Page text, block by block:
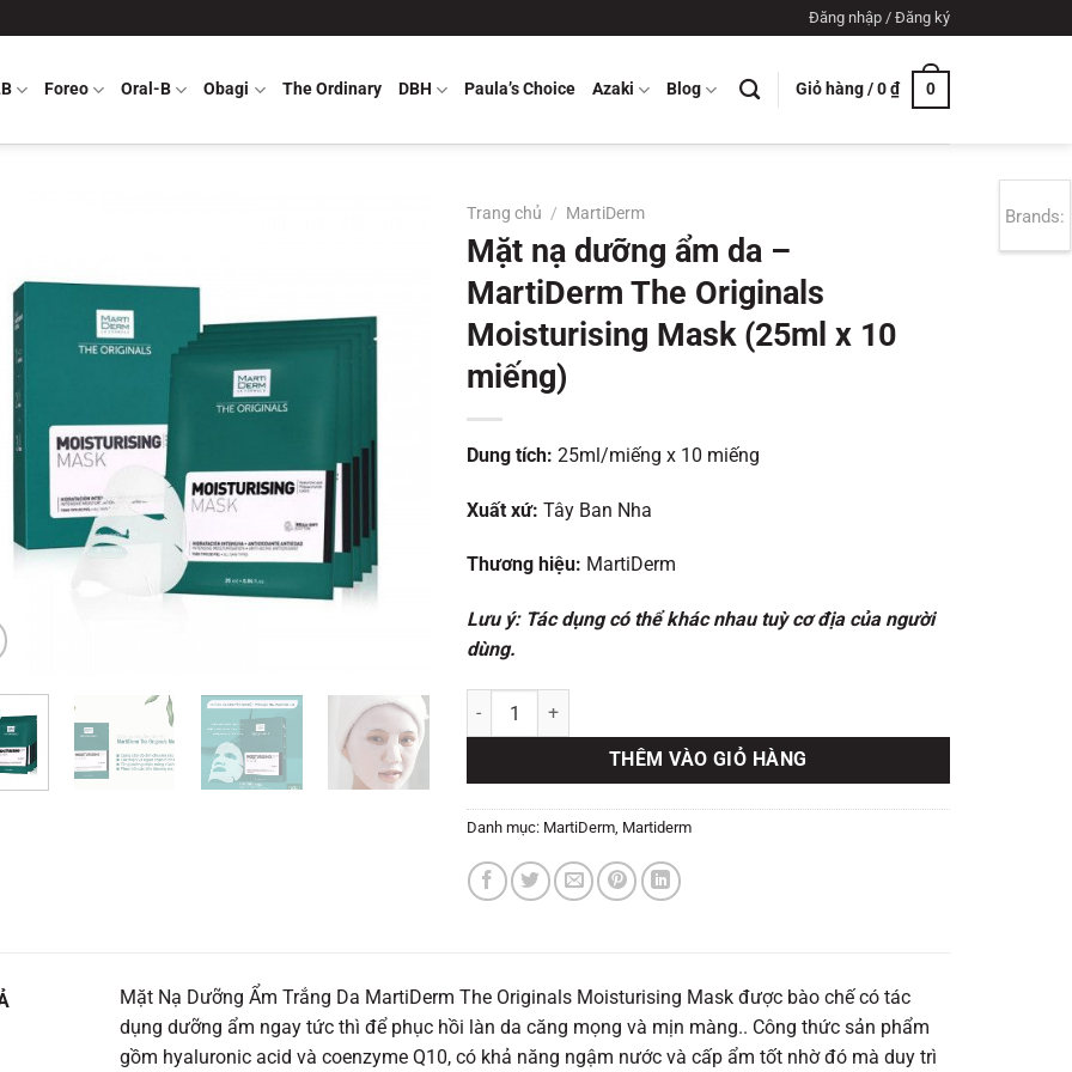
Đăng nhập / Đăng ký
Foreo Oral-B Obagi The Ordinary DBH Paula’s Choice Azaki Blog Giỏ hàng /0₫ 0
Trang chủ / MartiDerm
Mặt nạ dưỡng ẩm da –
MartiDerm The Originals
Moisturising Mask (25ml x 10
miếng)
Dung tích: 25ml/miếng x 10 miếng
Xuất xứ: Tây Ban Nha
Thương hiệu: MartiDerm
Lưu ý: Tác dụng có thể khác nhau tuỳ cơ địa của người
dùng.
Mặt nạ dưỡng ẩm da - MartiDerm The Originals Moisturising Mask (25ml x 10
THÊM VÀO GIỎ HÀNG
Danh mục: MartiDerm, Martiderm
Mặt Nạ Dưỡng Ẩm Trắng Da MartiDerm The Originals Moisturising Mask được bào chế có tác
dụng dưỡng ẩm ngay tức thì để phục hồi làn da căng mọng và mịn màng.. Công thức sản phẩm
gồm hyaluronic acid và coenzyme Q10, có khả năng ngậm nước và cấp ẩm tốt nhờ đó mà duy trì
Brands: